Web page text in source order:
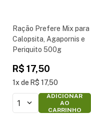
Ração Prefere Mix para
Calopsita, Agapornis e
Periquito 500g
R$ 17,50
1 R$ 17,50
1
ADICIONAR
AO
CARRINHO